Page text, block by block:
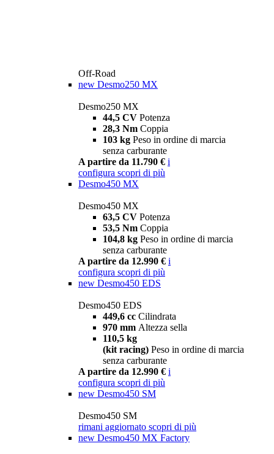
Off-Road
new Desmo250 MX
Desmo250 MX
44,5 CV Potenza
28,3 Nm Coppia
103 kg Peso in ordine di marcia
senza carburante
A partire da 11.790 € i
configura scopri di più
Desmo450 MX
Desmo450 MX
63,5 CV Potenza
53,5 Nm Coppia
104,8 kg Peso in ordine di marcia
senza carburante
A partire da 12.990 € i
configura scopri di più
new Desmo450 EDS
Desmo450 EDS
449,6 cc Cilindrata
970 mm Altezza sella
110,5 kg
(kit racing) Peso in ordine di marcia
senza carburante
A partire da 12.990 € i
configura scopri di più
new Desmo450 SM
Desmo450 SM
rimani aggiornato scopri di più
new Desmo450 MX Factory